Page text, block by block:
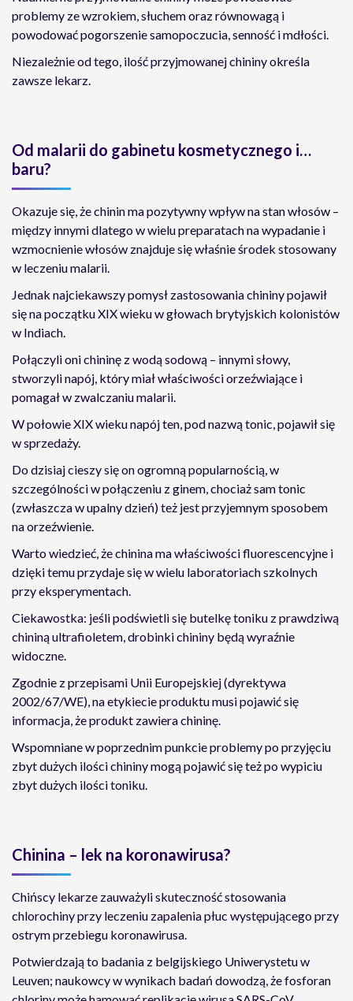
problemy ze wzrokiem, słuchem oraz równowagą i
powodować pogorszenie samopoczucia, senność i mdłości.
Niezależnie od tego, ilość przyjmowanej chininy określa
zawsze lekarz.
Od malarii do gabinetu kosmetycznego i…
baru?
Okazuje się, że chinin ma pozytywny wpływ na stan włosów –
między innymi dlatego w wielu preparatach na wypadanie i
wzmocnienie włosów znajduje się właśnie środek stosowany
w leczeniu malarii.
Jednak najciekawszy pomysł zastosowania chininy pojawił
się na początku XIX wieku w głowach brytyjskich kolonistów
w Indiach.
Połączyli oni chininę z wodą sodową – innymi słowy,
stworzyli napój, który miał właściwości orzeźwiające i
pomagał w zwalczaniu malarii.
W połowie XIX wieku napój ten, pod nazwą tonic, pojawił się
w sprzedaży.
Do dzisiaj cieszy się on ogromną popularnością, w
szczególności w połączeniu z ginem, chociaż sam tonic
(zwłaszcza w upalny dzień) też jest przyjemnym sposobem
na orzeźwienie.
Warto wiedzieć, że chinina ma właściwości fluorescencyjne i
dzięki temu przydaje się w wielu laboratoriach szkolnych
przy eksperymentach.
Ciekawostka: jeśli podświetli się butelkę toniku z prawdziwą
chininą ultrafioletem, drobinki chininy będą wyraźnie
widoczne.
Zgodnie z przepisami Unii Europejskiej (dyrektywa
2002/67/WE), na etykiecie produktu musi pojawić się
informacja, że produkt zawiera chininę.
Wspomniane w poprzednim punkcie problemy po przyjęciu
zbyt dużych ilości chininy mogą pojawić się też po wypiciu
zbyt dużych ilości toniku.
Chinina – lek na koronawirusa?
Chińscy lekarze zauważyli skuteczność stosowania
chlorochiny przy leczeniu zapalenia płuc występującego przy
ostrym przebiegu koronawirusa.
Potwierdzają to badania z belgijskiego Uniwerystetu w
Leuven; naukowcy w wynikach badań dowodzą, że fosforan